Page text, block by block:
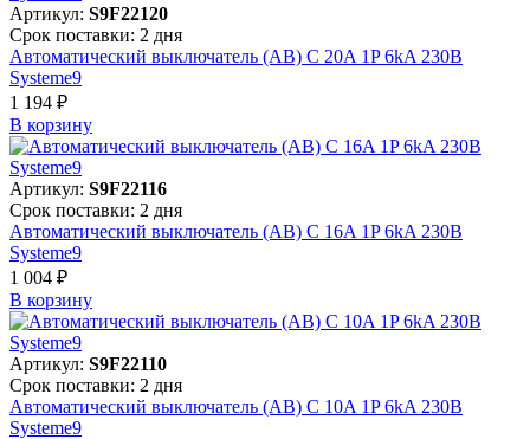
Артикул: S9F22120
Срок поставки: 2 дня
Автоматический выключатель (АВ) C 20A 1P 6kA 230В
Systeme9
1 194 ₽
В корзинy
Артикул: S9F22116
Срок поставки: 2 дня
Автоматический выключатель (АВ) C 16A 1P 6kA 230В
Systeme9
1 004 ₽
В корзинy
Артикул: S9F22110
Срок поставки: 2 дня
Автоматический выключатель (АВ) C 10A 1P 6kA 230В
Systeme9